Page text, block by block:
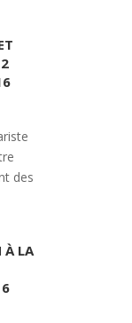
des
À LA